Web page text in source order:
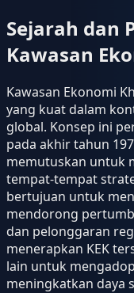
Sejarah dan
Kawasan
Kawasan Ekonomi
yang kuat dalam
global. Konsep ini
pada akhir tahun
memutuskan untuk
tempat-tempat
bertujuan untuk
mendorong
dan pelonggaran
menerapkan KEK
lain untuk
meningkatkan daya